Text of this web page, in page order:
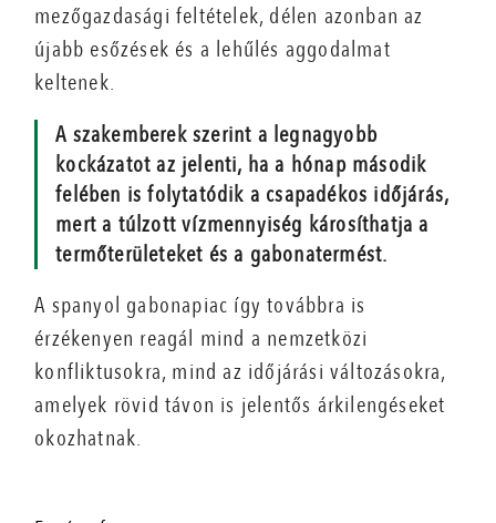
mezőgazdasági feltételek, délen azonban az
újabb esőzések és a lehűlés aggodalmat
keltenek.
A szakemberek szerint a legnagyobb
kockázatot az jelenti, ha a hónap második
felében is folytatódik a csapadékos időjárás,
mert a túlzott vízmennyiség károsíthatja a
termőterületeket és a gabonatermést.
A spanyol gabonapiac így továbbra is
érzékenyen reagál mind a nemzetközi
konfliktusokra, mind az időjárási változásokra,
amelyek rövid távon is jelentős árkilengéseket
okozhatnak.